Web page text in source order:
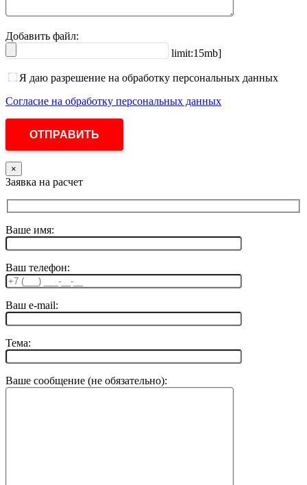
Добавить файл:
limit:15mb]
Я даю разрешение на обработку персональных данных
Согласие на обработку персональных данных
×
Заявка на расчет
Ваше имя:
Ваш телефон:
Ваш e-mail:
Тема:
Ваше сообщение (не обязательно):